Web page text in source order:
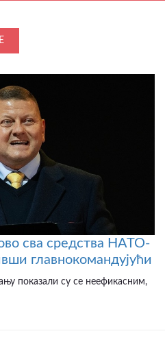
сва средства НАТО-
главнокомандујући
показали су се неефикасним,